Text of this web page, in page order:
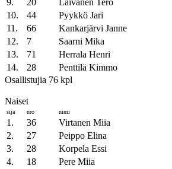
9.
20 Laivanen Tero
10.
44 Pyykkö Jari
11.
66 Kankarjärvi Janne
12.
7 Saarni Mika
13.
71 Herrala Henri
14.
28 Penttilä Kimmo
Osallistujia 76 kpl
Naiset
sija nro nimi
1. 36 Virtanen Miia
2.
27 Peippo Elina
3.
28 Korpela Essi
4.
18 Pere Miia